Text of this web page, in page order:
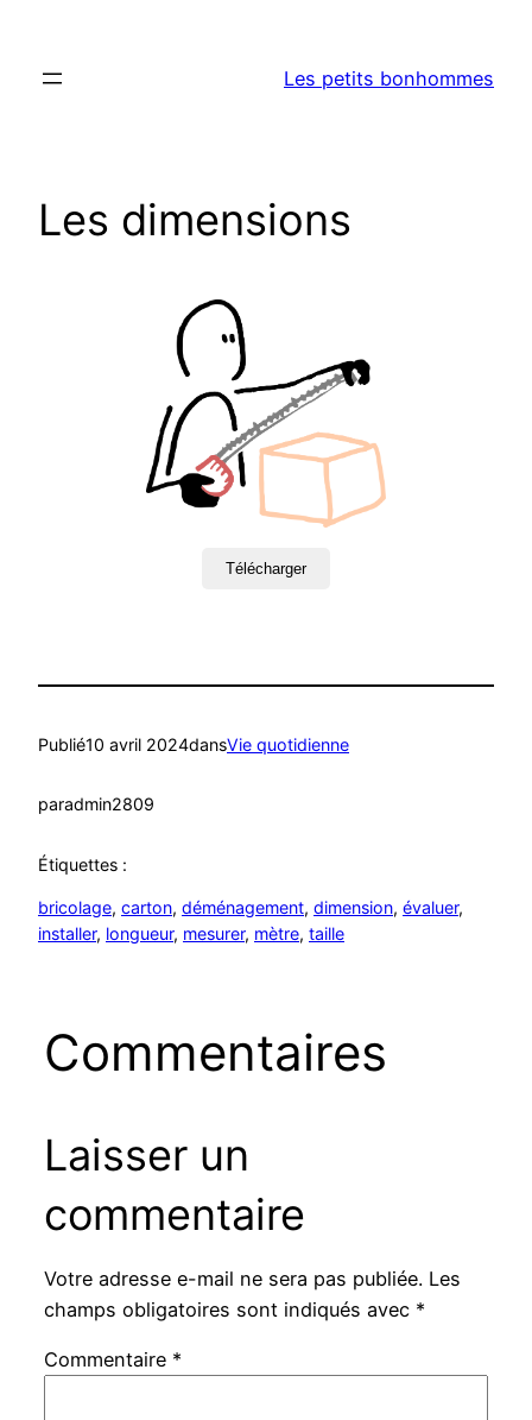
contenu
Les petits bonhommes
Les dimensions
Télécharger
Publié10 avril 2024dansVie quotidienne
paradmin2809
Étiquettes :
bricolage, carton, déménagement, dimension, évaluer
installer, longueur, mesurer, mètre, taille
Commentaires
Laisser un
commentaire
Votre adresse e-mail ne sera pas publiée. Les
champs obligatoires sont indiqués avec *
Commentaire *